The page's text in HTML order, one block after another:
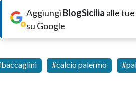
Aggiungi BlogSicilia alle tue
su Google
baccaglini calcio palermo